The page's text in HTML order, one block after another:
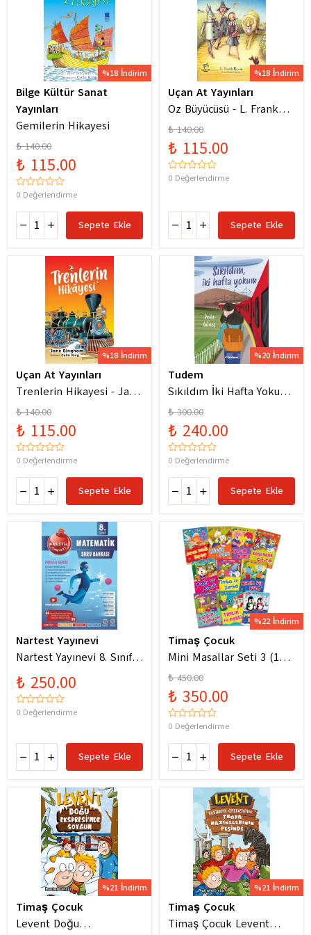
%18 İndirim
Bilge Kültür Sanat
Yayınları
Gemilerin Hikayesi
₺ 140.00
₺ 115.00
0 Değerlendirme
Sepete Ekle
%18 İndirim
Uçan At Yayınları
Oz Büyücüsü - L. Frank
Baum
₺ 140.00
₺ 115.00
0 Değerlendirme
Sepete Ekle
%18 İndirim
Uçan At Yayınları
Trenlerin Hikayesi - Jane
Bingham
₺ 140.00
₺ 115.00
0 Değerlendirme
Sepete Ekle
%20 İndirim
Tudem
Sıkıldım İki Hafta Yokum
Pelin Güneş
₺ 300.00
₺ 240.00
0 Değerlendirme
Sepete Ekle
Nartest Yayınevi
Nartest Yayınevi 8. Sınıf
Matematik Prestij Soru
Bankası
₺ 250.00
0 Değerlendirme
Sepete Ekle
%22 İndirim
Timaş Çocuk
Mini Masallar Seti 3 (10
Kitap) - Nalan Aktaş
Sönmez
₺ 450.00
₺ 350.00
0 Değerlendirme
Sepete Ekle
%21 İndirim
Timaş Çocuk
Levent Doğu
%21 İndirim
Timaş Çocuk
Timaş Çocuk Levent